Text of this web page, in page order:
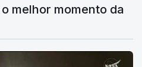
melhor momento da